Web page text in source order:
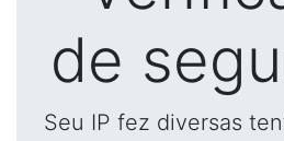
de
Seu IP fez diversas